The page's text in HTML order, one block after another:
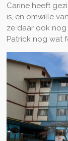
Carine heeft
is, en omwille
ze daar ook nog
Patrick nog wat